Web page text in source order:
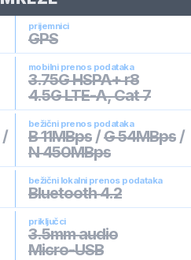
prijemnici
GPS
mobilni prenos podataka
3.75G HSPA+ r8
4.5G LTE-A, Cat 7
/
bežični prenos podataka
B 11MBps /G 54MBps /
N 450MBps
bežični lokalni prenos podataka
Bluetooth 4.2
priključci
3.5mm audio
Micro-USB